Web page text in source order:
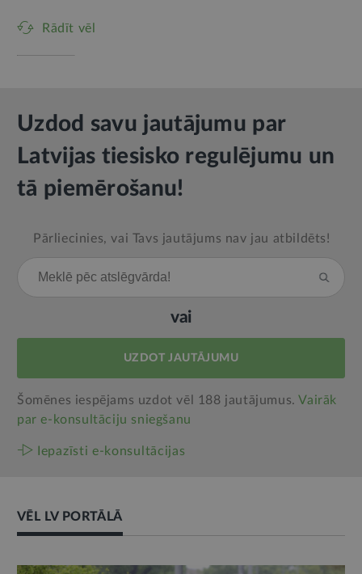
Rādīt vēl
Uzdod savu jautājumu par
Latvijas tiesisko regulējumu un
tā piemērošanu!
Pārliecinies, vai Tavs jautājums nav jau atbildēts!
vai
UZDOT JAUTĀJUMU
Šomēnes iespējams uzdot vēl 188 jautājumus.Vairāk
par e‑konsultāciju sniegšanu
Iepazīsti e-konsultācijas
VĒL LV PORTĀLĀ